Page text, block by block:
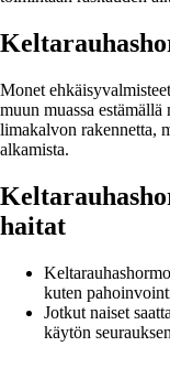
Monet
muun muassa
limakalvon rakennetta,
alkamista.
haitat
kuten
Jotkut naiset
käytön